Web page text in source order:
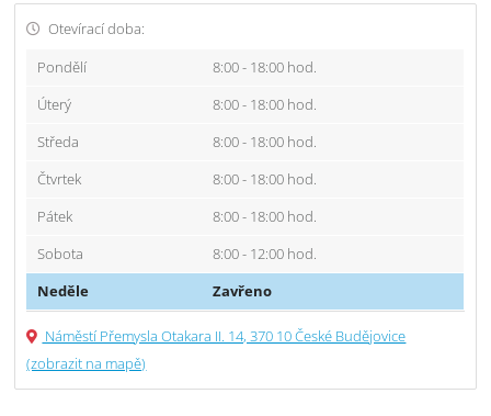
Otevírací doba:
Pondělí
8:00 - 18:00 hod.
Úterý
8:00 - 18:00 hod.
Středa
8:00 - 18:00 hod.
Čtvrtek
8:00 - 18:00 hod.
Pátek
8:00 - 18:00 hod.
Sobota
8:00 - 12:00 hod.
Neděle
Zavřeno
Náměstí Přemysla Otakara II. 14, 370 10 České Budějovice
(zobrazit na mapě)